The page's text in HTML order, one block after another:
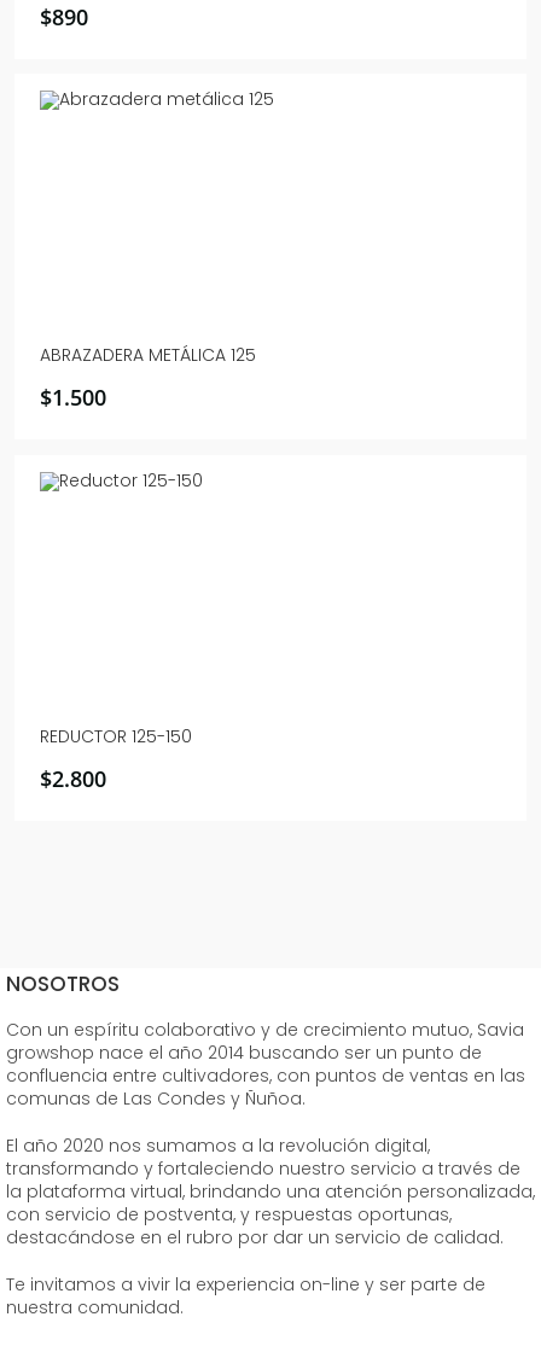
$890
ABRAZADERA METÁLICA 125
$1.500
REDUCTOR 125-150
$2.800
NOSOTROS
Con un espíritu colaborativo y de crecimiento mutuo, Savia
growshop nace el año 2014 buscando ser un punto de
confluencia entre cultivadores, con puntos de ventas en las
comunas de Las Condes y Ñuñoa.
El año 2020 nos sumamos a la revolución digital,
transformando y fortaleciendo nuestro servicio a través de
la plataforma virtual, brindando una atención personalizada,
con servicio de postventa, y respuestas oportunas,
destacándose en el rubro por dar un servicio de calidad.
Te invitamos a vivir la experiencia on-line y ser parte de
nuestra comunidad.